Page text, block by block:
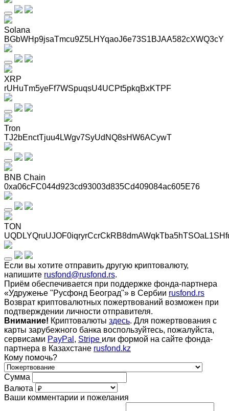
Solana
BGbWHp9jsaTmcu9Z5LHYqaoJ6e73S1BJAA582cXWQ3cY
XRP
rUHuTm5yeFf7WSpuqsU4UCPt5pkqBxKTPF
Tron
TJ2bEnctTjuu4LWgv7SyUdNQ8sHW6ACywT
BNB Chain
0xa06cFC044d923cd93003d835Cd409084ac605E76
TON
Если вы хотите отправить другую криптовалюту,
напишите rusfond@rusfond.rs.
Приём обеспечивается при поддержке фонда-партнера
«Удружење "Русфонд Београд"» в Сербии rusfond.rs
Возврат криптовалютных пожертвований возможен при
подтверждении личности отправителя.
Внимание! Криптовалюты здесь. Для пожертвования с
карты зарубежного банка воспользуйтесь, пожалуйста,
сервисами PayPal , Stripe или формой на сайте фонда-
партнера в Казахстане rusfond.kz
Кому помочь?
Сумма
Валюта
Ваши комментарии и пожелания